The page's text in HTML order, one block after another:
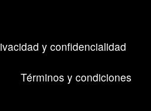
y confidencialidad
Términos y condiciones